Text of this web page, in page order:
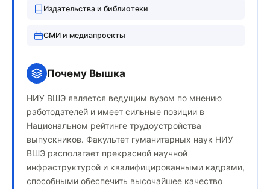
Издательства и библиотеки
СМИ и медиапроекты
Почему Вышка
НИУ ВШЭ является ведущим вузом по мнению
работодателей и имеет сильные позиции в
Национальном рейтинге трудоустройства
выпускников. Факультет гуманитарных наук НИУ
ВШЭ располагает прекрасной научной
инфраструктурой и квалифицированными кадрами,
способными обеспечить высочайшее качество